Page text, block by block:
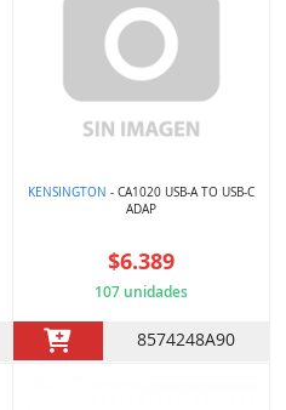
KENSINGTON - CA1020 USB-A TO USB-C
ADAP
$6.389
107 unidades
8574248A90